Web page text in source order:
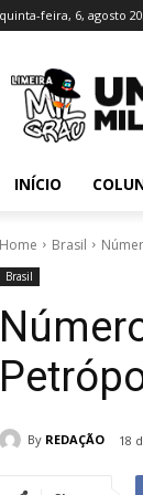
quinta-feira, 6, agosto
INÍCIO
Home Brasil
Brasil
By REDAÇÃO 18